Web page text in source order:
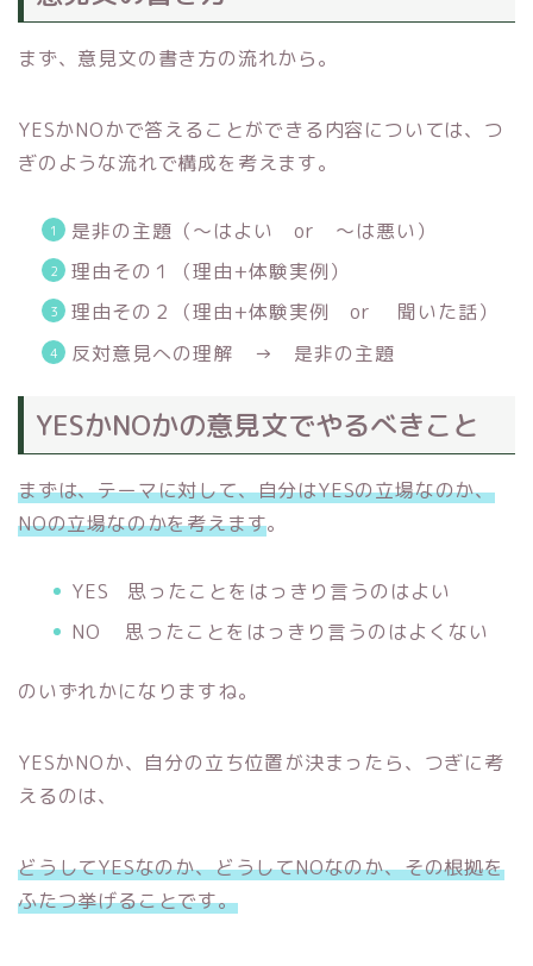
まず、意見文の書き方の流れから。
YESかNOかで答えることができる内容については、つ
ぎのような流れで構成を考えます。
是非の主題（～はよい or ～は悪い）
理由その１（理由+体験実例）
理由その２（理由+体験実例 or 聞いた話）
反対意見への理解 → 是非の主題
YESかNOかの意見文でやるべきこと
まずは、テーマに対して、自分はYESの立場なのか、
NOの立場なのかを考えます。
YES 思ったことをはっきり言うのはよい
NO 思ったことをはっきり言うのはよくない
のいずれかになりますね。
YESかNOか、自分の立ち位置が決まったら、つぎに考
えるのは、
どうしてYESなのか、どうしてNOなのか、その根拠を
ふたつ挙げることです。